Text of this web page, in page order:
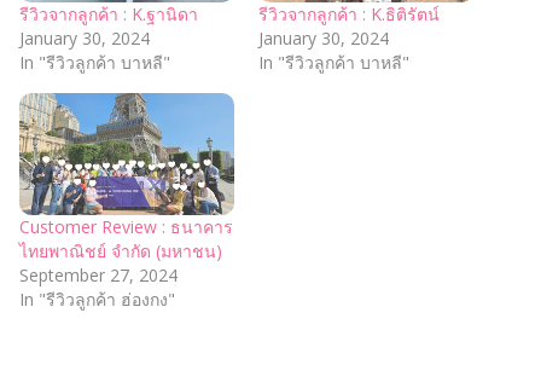
รีวิวจากลูกค้า : K.ฐานิดา
January 30, 2024
In "รีวิวลูกค้า บาหลี"
รีวิวจากลูกค้า : K.ธิติรัตน์
January 30, 2024
In "รีวิวลูกค้า บาหลี"
Customer Review : ธนาคาร
ไทยพาณิชย์ จำกัด (มหาชน)
September 27, 2024
In "รีวิวลูกค้า ฮ่องกง"